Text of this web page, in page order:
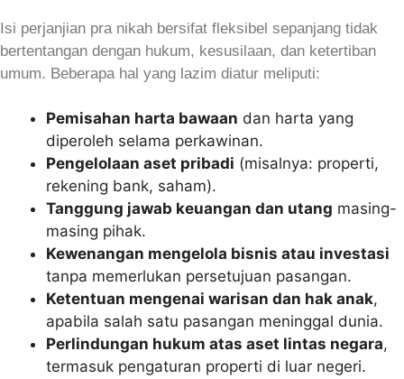
Isi perjanjian pra nikah bersifat fleksibel sepanjang tidak
bertentangan dengan hukum, kesusilaan, dan ketertiban
umum. Beberapa hal yang lazim diatur meliputi:
Pemisahan harta bawaan dan harta yang
diperoleh selama perkawinan.
Pengelolaan aset pribadi (misalnya: properti,
rekening bank, saham).
Tanggung jawab keuangan dan utang masing-
masing pihak.
Kewenangan mengelola bisnis atau investasi
tanpa memerlukan persetujuan pasangan.
Ketentuan mengenai warisan dan hak anak,
apabila salah satu pasangan meninggal dunia.
Perlindungan hukum atas aset lintas negara,
termasuk pengaturan properti di luar negeri.